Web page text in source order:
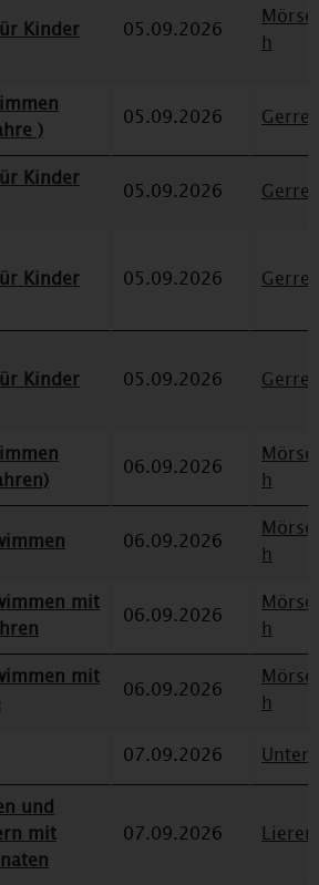
Kinder
05.09.2026
h
)
05.09.2026
Kinder
05.09.2026
Kinder
05.09.2026
Kinder
05.09.2026
06.09.2026
h
06.09.2026
h
mit
06.09.2026
h
mit
06.09.2026
h
07.09.2026
und
mit
07.09.2026